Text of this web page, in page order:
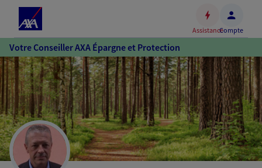
Accéder
au
contenu
principal
Accéder
au
pied
de
page
AssistanceCompte
Votre Conseiller AXA Épargne et Protection